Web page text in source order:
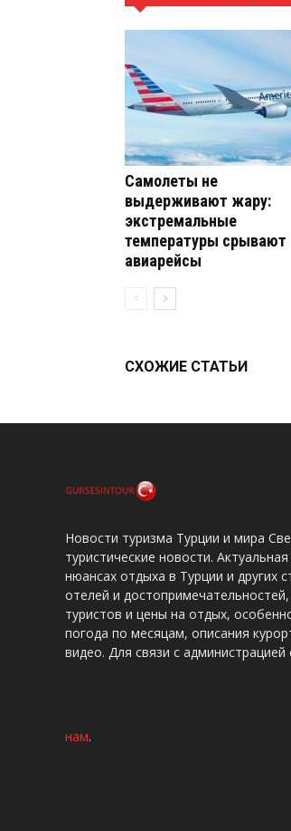
Самолеты не
выдерживают жару:
экстремальные
температуры срывают
авиарейсы
СХОЖИЕ СТАТЬИ
Новости туризма Турции и мира
туристические новости.
нюансах отдыха в Турции и других
отелей и
туристов и цены на отдых,
погода по месяцам, описания
видео. Для связи с администрацией
нам.